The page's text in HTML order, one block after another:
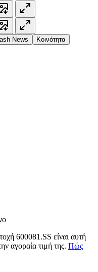
News Κοινότητα
600081.SS είναι αυτή
αγοραία τιμή της. Πώς